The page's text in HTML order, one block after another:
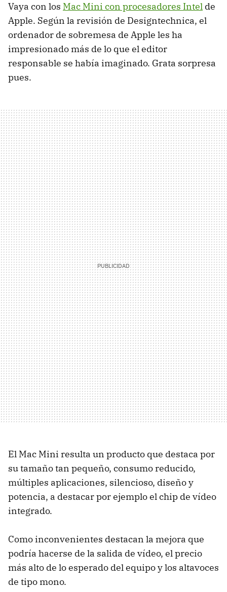
Vaya con los Mac Mini con procesadores Intel de
Apple. Según la revisión de Designtechnica, el
ordenador de sobremesa de Apple les ha
impresionado más de lo que el editor
responsable se había imaginado. Grata sorpresa
pues.
El Mac Mini resulta un producto que destaca por
su tamaño tan pequeño, consumo reducido,
múltiples aplicaciones, silencioso, diseño y
potencia, a destacar por ejemplo el chip de vídeo
integrado.
Como inconvenientes destacan la mejora que
podría hacerse de la salida de vídeo, el precio
más alto de lo esperado del equipo y los altavoces
de tipo mono.